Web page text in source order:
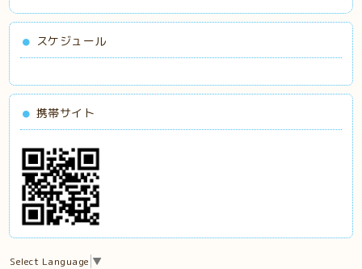
スケジュール
携帯サイト
Select Language ▼